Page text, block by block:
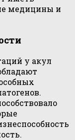
медицины и
у акул